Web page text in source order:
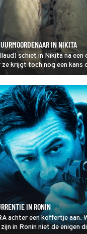
IN NIKITA
schiet in Nikita na een
krijgt toch nog een kans
IN RONIN
achter een koffertje aan.
in Ronin niet de enigen